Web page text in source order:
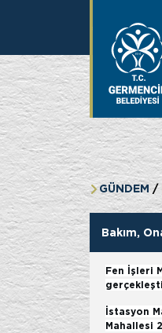
41 °
GÜNDEM
Bakım,
Fen İşleri
İstasyon
Mahallesi